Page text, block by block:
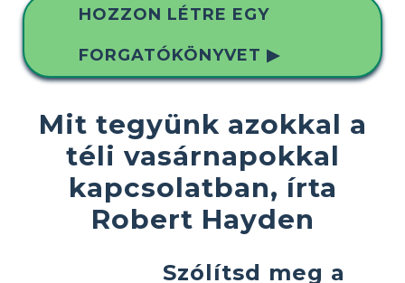
HOZZON LÉTRE EGY
FORGATÓKÖNYVET ▶
Mit tegyünk azokkal a
téli vasárnapokkal
kapcsolatban, írta
Robert Hayden
Szólítsd meg a